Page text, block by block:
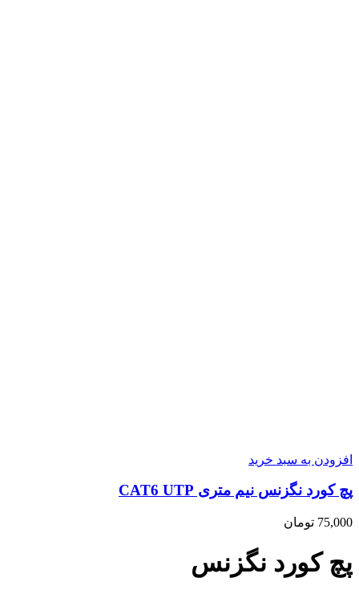
افزودن به سبد خرید
پچ کورد نگزنس نیم متری CAT6 UTP
75,000 تومان
پچ کورد نگزنس